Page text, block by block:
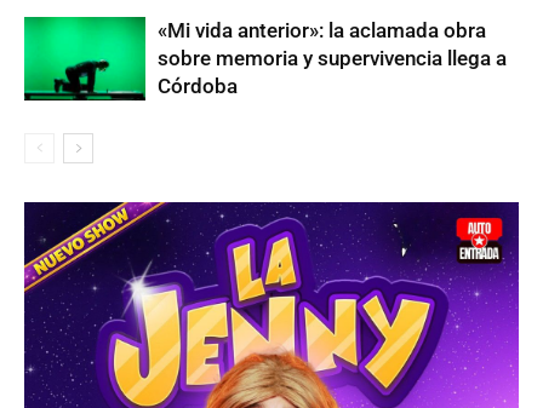
«Mi vida anterior»: la aclamada obra
sobre memoria y supervivencia llega a
Córdoba